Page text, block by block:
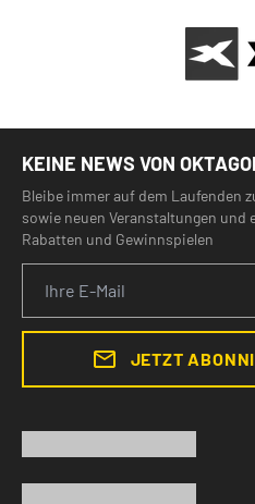
KEINE NEWS VON
Bleibe immer auf dem Laufenden
sowie neuen Veranstaltungen und
Rabatten und Gewinnspielen
JETZT